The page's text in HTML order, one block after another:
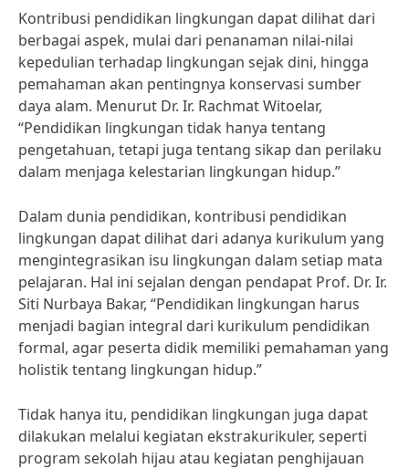
Kontribusi pendidikan lingkungan dapat dilihat dari
berbagai aspek, mulai dari penanaman nilai-nilai
kepedulian terhadap lingkungan sejak dini, hingga
pemahaman akan pentingnya konservasi sumber
daya alam. Menurut Dr. Ir. Rachmat Witoelar,
“Pendidikan lingkungan tidak hanya tentang
pengetahuan, tetapi juga tentang sikap dan perilaku
dalam menjaga kelestarian lingkungan hidup.”
Dalam dunia pendidikan, kontribusi pendidikan
lingkungan dapat dilihat dari adanya kurikulum yang
mengintegrasikan isu lingkungan dalam setiap mata
pelajaran. Hal ini sejalan dengan pendapat Prof. Dr. Ir.
Siti Nurbaya Bakar, “Pendidikan lingkungan harus
menjadi bagian integral dari kurikulum pendidikan
formal, agar peserta didik memiliki pemahaman yang
holistik tentang lingkungan hidup.”
Tidak hanya itu, pendidikan lingkungan juga dapat
dilakukan melalui kegiatan ekstrakurikuler, seperti
program sekolah hijau atau kegiatan penghijauan